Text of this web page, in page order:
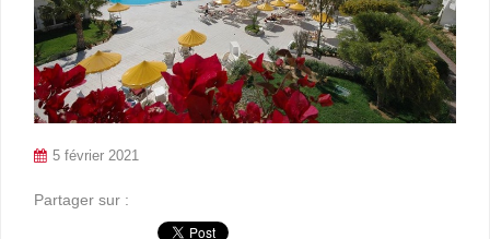
5 février 2021
Partager sur :